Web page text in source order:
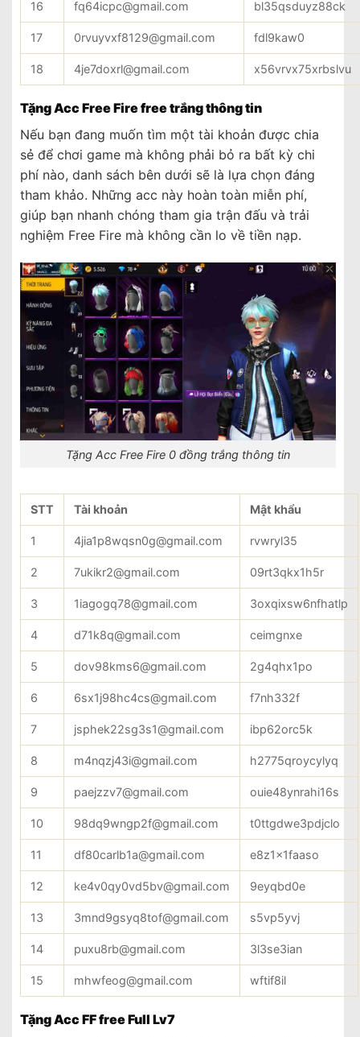
16 fq64icpc@gmail.com bl35qsduyz88ck
17 0rvuyvxf8129@gmail.com fdl9kaw0
18 4je7doxrl@gmail.com x56vrvx75xrbslvu
Tặng Acc Free Fire free trắng thông tin
Nếu bạn đang muốn tìm một tài khoản được chia
sẻ để chơi game mà không phải bỏ ra bất kỳ chi
phí nào, danh sách bên dưới sẽ là lựa chọn đáng
tham khảo. Những acc này hoàn toàn miễn phí,
giúp bạn nhanh chóng tham gia trận đấu và trải
nghiệm Free Fire mà không cần lo về tiền nạp.
Tặng Acc Free Fire 0 đồng trắng thông tin
STT Tài khoản Mật khẩu
1 4jia1p8wqsn0g@gmail.com rvwryl35
2 7ukikr2@gmail.com 09rt3qkx1h5r
3 1iagogq78@gmail.com 3oxqixsw6nfhatlp
4 d71k8q@gmail.com ceimgnxe
5 dov98kms6@gmail.com 2g4qhx1po
6 6sx1j98hc4cs@gmail.com f7nh332f
7 jsphek22sg3s1@gmail.com ibp62orc5k
8 m4nqzj43i@gmail.com h2775qroycylyq
9 paejzzv7@gmail.com ouie48ynrahi16s
10 98dq9wngp2f@gmail.com t0ttgdwe3pdjclo
11 df80carlb1a@gmail.com e8z1x1faaso
12 ke4v0qy0vd5bv@gmail.com 9eyqbd0e
13 3mnd9gsyq8tof@gmail.com s5vp5yvj
14 puxu8rb@gmail.com 3l3se3ian
15 mhwfeog@gmail.com wftif8il
Tặng Acc FF free Full Lv7